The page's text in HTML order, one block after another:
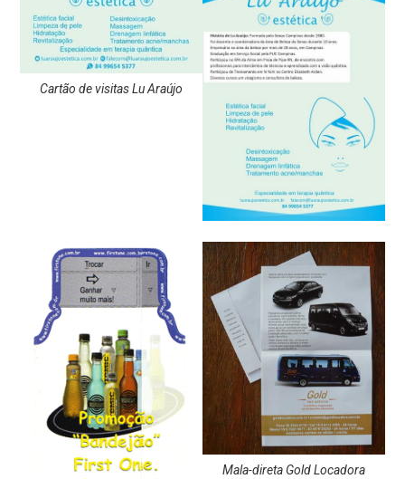
Cartão de visitas Lu Araújo
Mala-direta Gold Locadora